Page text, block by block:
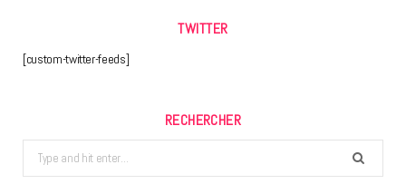
TWITTER
[custom-twitter-feeds]
RECHERCHER
Search
for: